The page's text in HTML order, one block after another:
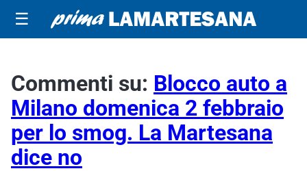
☰
Commenti su: Blocco auto a
Milano domenica 2 febbraio
per lo smog. La Martesana
dice no